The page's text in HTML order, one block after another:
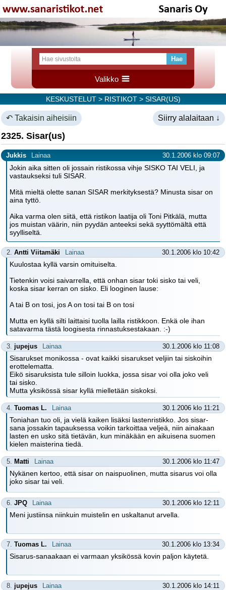
Valikko
KESKUSTELUT> RISTIKOT> SISAR(US)
↶ Takaisin aiheisiin Siirry alalaitaan ↓
2325. Sisar(us)
Jukkis Lainaa 30.1.2006 klo 09:07
Jokin aika sitten oli jossain ristikossa vihje SISKO TAI VELI, ja
vastaukseksi tuli SISAR.
Mitä mieltä olette sanan SISAR merkityksestä? Minusta sisar on
aina tyttö.
Aika varma olen siitä, että ristikon laatija oli Toni Pitkälä, mutta
jos muistan väärin, niin pyydän anteeksi sekä syyttömältä että
syylliseltä.
2. Antti Viitamäki Lainaa 30.1.2006 klo 10:42
Kuulostaa kyllä varsin omituiselta.
Tietenkin voisi saivarrella, että onhan sisar toki sisko tai veli,
koska sisar kerran on sisko. Eli looginen lause:
A tai B on tosi, jos A on tosi tai B on tosi
Mutta en kyllä silti laittaisi tuolla lailla ristikkoon. Enkä ole ihan
satavarma tästä loogisesta rinnastuksestakaan. :-)
3. jupejus Lainaa 30.1.2006 klo 11:08
Sisarukset monikossa - ovat kaikki sisarukset veljiin tai siskoihin
erottelematta.
Eikö sisaruksista tule silloin luokka, jossa sisar voi olla joko veli
tai sisko.
Mutta yksikössä sisar kyllä mielletään siskoksi.
4. Tuomas L. Lainaa 30.1.2006 klo 11:21
Toniahan tuo oli, ja vielä kaiken lisäksi lastenristikko. Jos sisar-
sana jossakin tapauksessa voikin tarkoittaa veljeä, niin ainakaan
lasten en usko sitä tietävän, kun minäkään en aikuisena suomen
kielen maisterina tiedä.
5. Matti Lainaa 30.1.2006 klo 11:47
Nykänen kertoo, että sisar on naispuolinen, mutta sisarus voi olla
joko sisar tai veli.
6. JPQ Lainaa 30.1.2006 klo 12:11
Meni justiinsa niinkuin muistelin en uskaltanut arvella.
7. Tuomas L. Lainaa 30.1.2006 klo 13:34
Sisarus-sanaakaan ei varmaan yksikössä kovin paljon käytetä.
8. jupejus Lainaa 30.1.2006 klo 14:11